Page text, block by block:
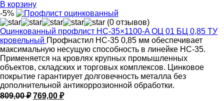
составляла
673,00 ₽.
В корзину
-5%
(0 отзывов)
Оцинкованный профлист НС-35×1100-A ОЦ 01 БЦ 0,85 ТУ
кровельный Профнастил НС-35 0,85 мм обеспечивает
максимальную несущую способность в линейке НС-35.
Применяется на кровлях крупных промышленных
объектов, складских и торговых комплексов. Цинковое
покрытие гарантирует долговечность металла без
дополнительной антикоррозионной обработки.
809,00₽ Первоначальная
769,00 ₽Текущая